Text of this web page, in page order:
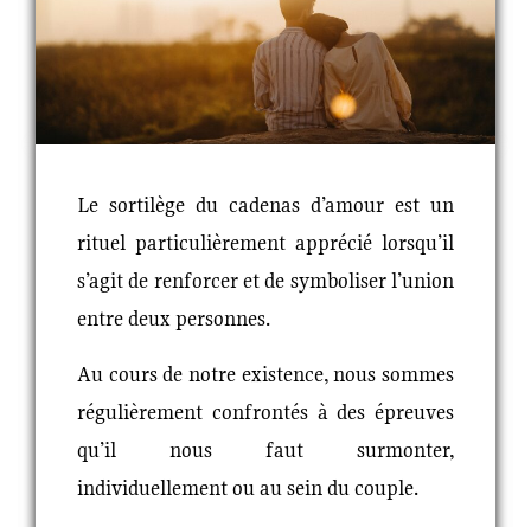
Le sortilège du cadenas d’amour est un
rituel particulièrement apprécié lorsqu’il
s’agit de renforcer et de symboliser l’union
entre deux personnes.
Au cours de notre existence, nous sommes
régulièrement confrontés à des épreuves
qu’il nous faut surmonter,
individuellement ou au sein du couple.